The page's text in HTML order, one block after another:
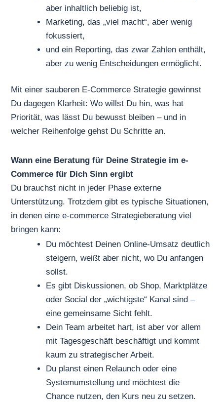
aber inhaltlich beliebig ist,
Marketing, das „viel macht“, aber wenig
fokussiert,
und ein Reporting, das zwar Zahlen enthält,
aber zu wenig Entscheidungen ermöglicht.
Mit einer sauberen E-Commerce Strategie gewinnst
Du dagegen Klarheit: Wo willst Du hin, was hat
Priorität, was lässt Du bewusst bleiben – und in
welcher Reihenfolge gehst Du Schritte an.
Wann eine Beratung für Deine Strategie im e-
Commerce für Dich Sinn ergibt
Du brauchst nicht in jeder Phase externe
Unterstützung. Trotzdem gibt es typische Situationen,
in denen eine e-commerce Strategieberatung viel
bringen kann:
Du möchtest Deinen Online-Umsatz deutlich
steigern, weißt aber nicht, wo Du anfangen
sollst.
Es gibt Diskussionen, ob Shop, Marktplätze
oder Social der „wichtigste“ Kanal sind –
eine gemeinsame Sicht fehlt.
Dein Team arbeitet hart, ist aber vor allem
mit Tagesgeschäft beschäftigt und kommt
kaum zu strategischer Arbeit.
Du planst einen Relaunch oder eine
Systemumstellung und möchtest die
Chance nutzen, den Kurs neu zu setzen.